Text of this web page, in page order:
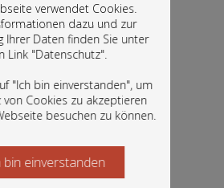
verwendet Cookies.
dazu und zur
Ihrer Daten finden Sie unter
Link "Datenschutz".
"Ich bin einverstanden", um
von Cookies zu akzeptieren
besuchen zu können.
finden Sie die digitalen
der Österreichischen
Bücher, Fotografien,
und vieles mehr.
bin einverstanden
Starten Sie jetzt